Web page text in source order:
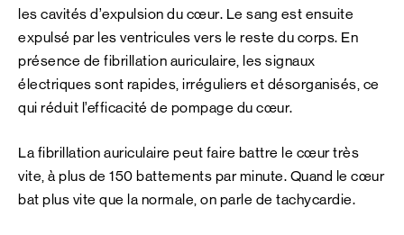
les cavités d’expulsion du cœur. Le sang est ensuite
expulsé par les ventricules vers le reste du corps. En
présence de fibrillation auriculaire, les signaux
électriques sont rapides, irréguliers et désorganisés, ce
qui réduit l’efficacité de pompage du cœur.
La fibrillation auriculaire peut faire battre le cœur très
vite, à plus de 150 battements par minute. Quand le cœur
bat plus vite que la normale, on parle de tachycardie.